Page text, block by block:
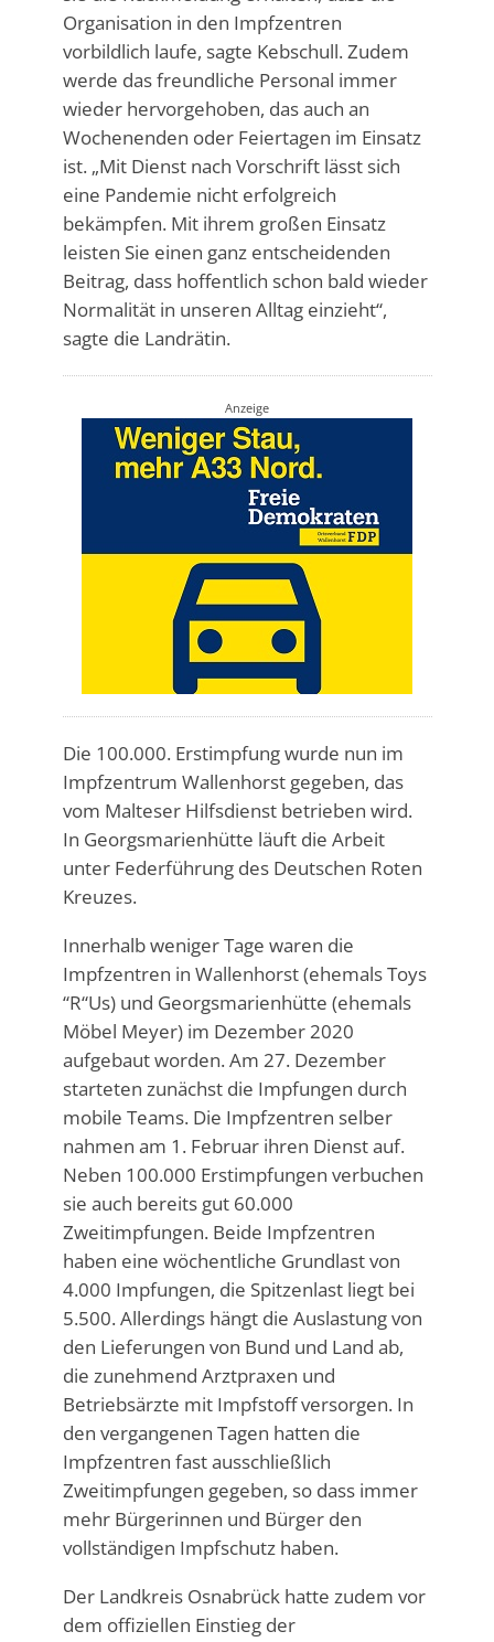
Organisation in den Impfzentren
vorbildlich laufe, sagte Kebschull. Zudem
werde das freundliche Personal immer
wieder hervorgehoben, das auch an
Wochenenden oder Feiertagen im Einsatz
ist. „Mit Dienst nach Vorschrift lässt sich
eine Pandemie nicht erfolgreich
bekämpfen. Mit ihrem großen Einsatz
leisten Sie einen ganz entscheidenden
Beitrag, dass hoffentlich schon bald wieder
Normalität in unseren Alltag einzieht“,
sagte die Landrätin.
Anzeige
Die 100.000. Erstimpfung wurde nun im
Impfzentrum Wallenhorst gegeben, das
vom Malteser Hilfsdienst betrieben wird.
In Georgsmarienhütte läuft die Arbeit
unter Federführung des Deutschen Roten
Kreuzes.
Innerhalb weniger Tage waren die
Impfzentren in Wallenhorst (ehemals Toys
“R“Us) und Georgsmarienhütte (ehemals
Möbel Meyer) im Dezember 2020
aufgebaut worden. Am 27. Dezember
starteten zunächst die Impfungen durch
mobile Teams. Die Impfzentren selber
nahmen am 1. Februar ihren Dienst auf.
Neben 100.000 Erstimpfungen verbuchen
sie auch bereits gut 60.000
Zweitimpfungen. Beide Impfzentren
haben eine wöchentliche Grundlast von
4.000 Impfungen, die Spitzenlast liegt bei
5.500. Allerdings hängt die Auslastung von
den Lieferungen von Bund und Land ab,
die zunehmend Arztpraxen und
Betriebsärzte mit Impfstoff versorgen. In
den vergangenen Tagen hatten die
Impfzentren fast ausschließlich
Zweitimpfungen gegeben, so dass immer
mehr Bürgerinnen und Bürger den
vollständigen Impfschutz haben.
Der Landkreis Osnabrück hatte zudem vor
dem offiziellen Einstieg der